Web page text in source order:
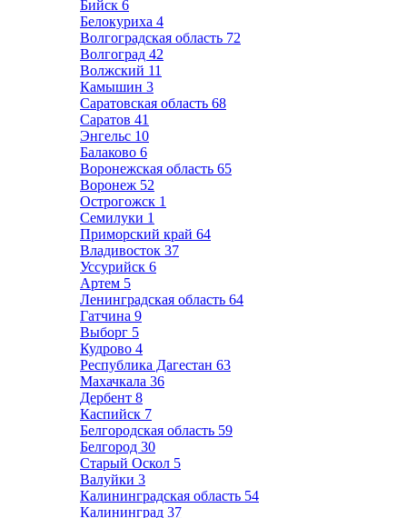
Бийск 6
Белокуриха 4
Волгоградская область 72
Волгоград 42
Волжский 11
Камышин 3
Саратовская область 68
Саратов 41
Энгельс 10
Балаково 6
Воронежская область 65
Воронеж 52
Острогожск 1
Семилуки 1
Приморский край 64
Владивосток 37
Уссурийск 6
Артем 5
Ленинградская область 64
Гатчина 9
Выборг 5
Кудрово 4
Республика Дагестан 63
Махачкала 36
Дербент 8
Каспийск 7
Белгородская область 59
Белгород 30
Старый Оскол 5
Валуйки 3
Калининградская область 54
Калининград 37